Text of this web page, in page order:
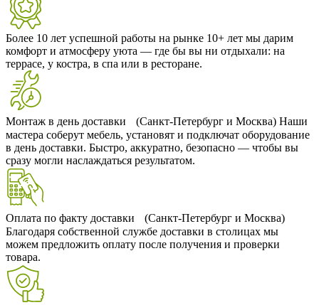
Более 10 лет успешной работы на рынке 10+ лет мы дарим
комфорт и атмосферу уюта — где бы вы ни отдыхали: на
террасе, у костра, в спа или в ресторане.
Монтаж в день доставки (Санкт-Петербург и Москва) Наши
мастера соберут мебель, установят и подключат оборудование
в день доставки. Быстро, аккуратно, безопасно — чтобы вы
сразу могли наслаждаться результатом.
Оплата по факту доставки (Санкт-Петербург и Москва)
Благодаря собственной службе доставки в столицах мы
можем предложить оплату после получения и проверки
товара.